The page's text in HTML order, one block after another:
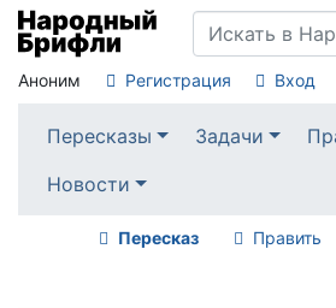
Аноним Регистрация Вход
Пересказы Задачи
Новости
Пересказ Править